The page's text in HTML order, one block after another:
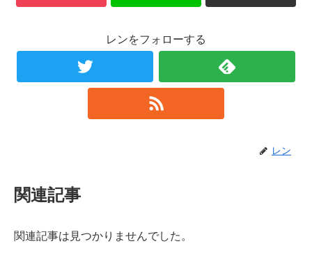
レンをフォローする
レン
関連記事
関連記事は見つかりませんでした。